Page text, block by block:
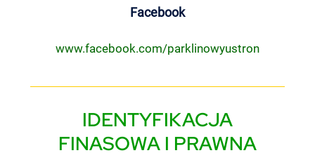
Facebook
www.facebook.com/parklinowyustron
IDENTYFIKACJA
FINASOWA I PRAWNA